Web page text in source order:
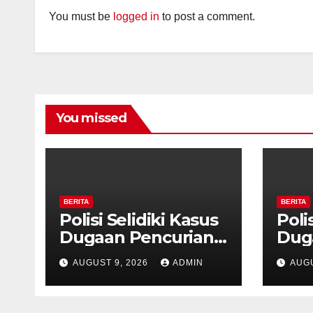
You must be logged in to post a comment.
You missed
BERITA
Polisi Selidiki Kasus
Dugaan Pencurian
dengan Kekerasan
di Counter HP Royal
Phone Ambarawa.
AUGUST 9, 2026 ADMIN
BERITA
di